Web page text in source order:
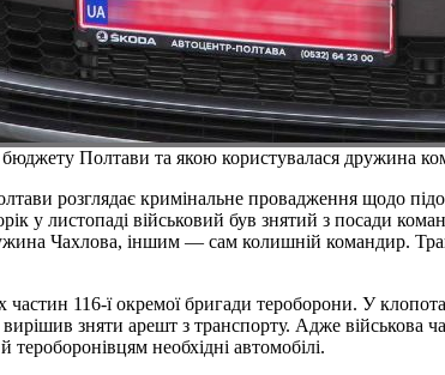
Полтави та якою користувалася дружина
розглядає кримінальне провадження щодо
у листопаді військовий був знятий з посади
Чахлова, іншим — сам колишній командир.
частин 116-ї окремої бригади тероборони. У
зняти арешт з транспорту. Адже військова
тероборонівцям необхідні автомобілі.